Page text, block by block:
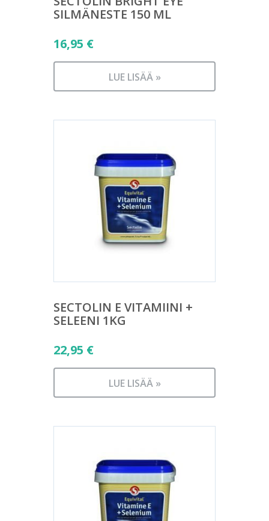
SILMÄNESTE 150 ML
16,95 €
LUE LISÄÄ »
SECTOLIN E VITAMIINI +
SELEENI 1KG
22,95 €
LUE LISÄÄ »